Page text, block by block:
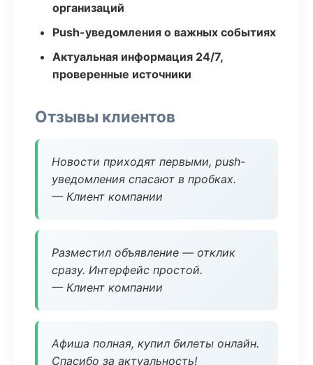
организаций
Push-уведомления о важных событиях
Актуальная информация 24/7,
проверенные источники
Отзывы клиентов
Новости приходят первыми, push-
уведомления спасают в пробках.
— Клиент компании
Разместил объявление — отклик
сразу. Интерфейс простой.
— Клиент компании
Афиша полная, купил билеты онлайн.
Спасибо за актуальность!